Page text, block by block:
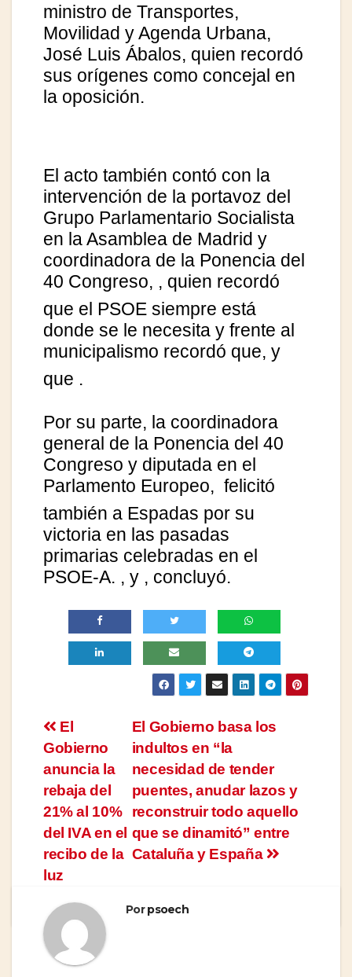
ministro de Transportes,
Movilidad y Agenda Urbana,
José Luis Ábalos, quien recordó
sus orígenes como concejal en
la oposición.
El acto también contó con la
intervención de la portavoz del
Grupo Parlamentario Socialista
en la Asamblea de Madrid y
coordinadora de la Ponencia del
40 Congreso, , quien recordó
que el PSOE siempre está
donde se le necesita y frente al
municipalismo recordó que, y
que .
Por su parte, la coordinadora
general de la Ponencia del 40
Congreso y diputada en el
Parlamento Europeo, felicitó
también a Espadas por su
victoria en las pasadas
primarias celebradas en el
PSOE-A. , y , concluyó.
Navegación
de
entradas
El Gobierno basa los
indultos en “la
necesidad de tender
puentes, anudar lazos y
reconstruir todo aquello
que se dinamitó” entre
Cataluña y España
El
Gobierno
anuncia la
rebaja del
21% al 10%
del IVA en el
recibo de la
luz
Porpsoech